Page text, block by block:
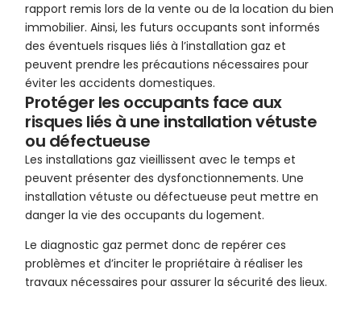
rapport remis lors de la vente ou de la location du bien
immobilier. Ainsi, les futurs occupants sont informés
des éventuels risques liés à l’installation gaz et
peuvent prendre les précautions nécessaires pour
éviter les accidents domestiques.
Protéger les occupants face aux
risques liés à une installation vétuste
ou défectueuse
Les installations gaz vieillissent avec le temps et
peuvent présenter des dysfonctionnements. Une
installation vétuste ou défectueuse peut mettre en
danger la vie des occupants du logement.
Le diagnostic gaz permet donc de repérer ces
problèmes et d’inciter le propriétaire à réaliser les
travaux nécessaires pour assurer la sécurité des lieux.